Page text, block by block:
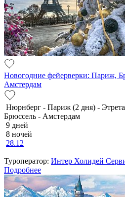
Новогодние фейерверки: Париж,
Амстердам
Нюрнберг - Париж (2 дня) -
Брюссель - Амстердам
9 дней
8 ночей
28.12
Туроператор: Интер Холидей
Подробнее